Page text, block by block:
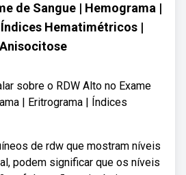
de Sangue | Hemograma |
Hematimétricos |
Anisocitose
sobre o RDW Alto no Exame
| Eritrograma | Índices
de rdw que mostram níveis
podem significar que os níveis